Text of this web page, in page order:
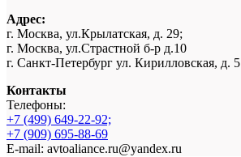
Адрес:
г. Москва, ул.Крылатская, д. 29;
г. Москва, ул.Страстной б-р д.10
г. Санкт-Петербург ул. Кирилловская, д. 5
Контакты
Телефоны:
+7 (499) 649-22-92;
+7 (909) 695-88-69
E-mail: avtoaliance.ru@yandex.ru